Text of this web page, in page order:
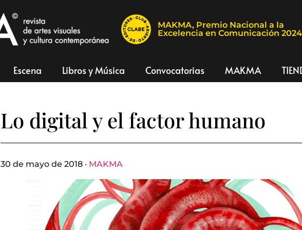
MAKMA, Premio Nacional a la
Excelencia en Comunicación 2024
Escena Libros y Música Convocatorias MAKMA
Lo digital y el factor humano
30 de mayo de 2018 · MAKMA